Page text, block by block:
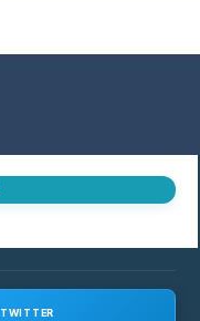
TWITTER